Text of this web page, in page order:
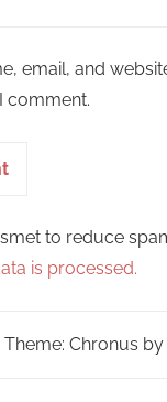
email, and
comment.
to reduce
is processed.
Chronus by